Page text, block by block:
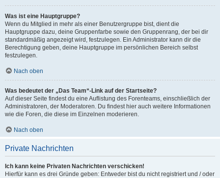
Was ist eine Hauptgruppe?
Wenn du Mitglied in mehr als einer Benutzergruppe bist, dient die
Hauptgruppe dazu, deine Gruppenfarbe sowie den Gruppenrang, der bei dir
standardmäßig angezeigt wird, festzulegen. Ein Administrator kann dir die
Berechtigung geben, deine Hauptgruppe im persönlichen Bereich selbst
festzulegen.
Nach oben
Was bedeutet der „Das Team“-Link auf der Startseite?
Auf dieser Seite findest du eine Auflistung des Forenteams, einschließlich der
Administratoren, der Moderatoren. Du findest hier auch weitere Informationen
wie die Foren, die diese im Einzelnen moderieren.
Nach oben
Private Nachrichten
Ich kann keine Privaten Nachrichten verschicken!
Hierfür kann es drei Gründe geben: Entweder bist du nicht registriert und / oder